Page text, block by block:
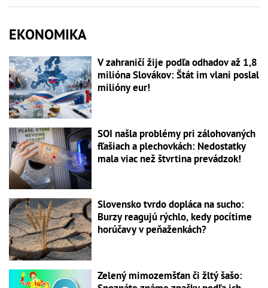
EKONOMIKA
V zahraničí žije podľa odhadov až 1,8
milióna Slovákov: Štát im vlani poslal
milióny eur!
SOI našla problémy pri zálohovaných
fľašiach a plechovkách: Nedostatky
mala viac než štvrtina prevádzok!
Slovensko tvrdo dopláca na sucho:
Burzy reagujú rýchlo, kedy pocítime
horúčavy v peňaženkách?
Zelený mimozemšťan či žltý šašo: